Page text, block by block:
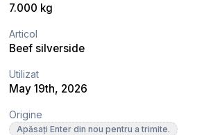
7.000 kg
Articol
Beef silverside
Utilizat
May 19th, 2026
Origine
Apăsați Enter din nou pentru a trimite.